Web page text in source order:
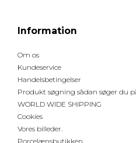
Information
Om os
Kundeservice
Handelsbetingelser
Produkt søgning sådan søger du
WORLD WIDE SHIPPING
Cookies
Vores billeder.
Porcelænsbutikken